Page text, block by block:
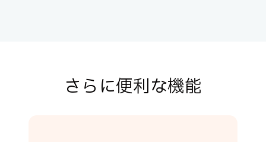
さらに便利な機能